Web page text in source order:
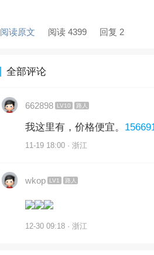
阅读原文 阅读 4399 回复 2
全部评论
662898 LV10 路人
我这里有，价格便宜。
11-19 18:00 · 浙江
wkop LV1 路人
12-30 09:18 · 浙江